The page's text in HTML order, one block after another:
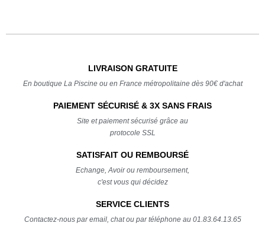
LIVRAISON GRATUITE
En boutique La Piscine ou en France métropolitaine dès 90€ d'achat
PAIEMENT SÉCURISÉ & 3X SANS FRAIS
Site et paiement sécurisé grâce au
protocole SSL
SATISFAIT OU REMBOURSÉ
Echange, Avoir ou remboursement,
c'est vous qui décidez
SERVICE CLIENTS
Contactez-nous par email, chat ou par téléphone au 01.83.64.13.65